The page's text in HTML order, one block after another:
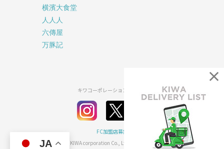
横濱大食堂
人人人
六傳屋
万豚記
キワコーポレーション公式SNS
FC加盟店募集
2026© KIWA corporation Co., Ltd all rights reserved.
JA
×